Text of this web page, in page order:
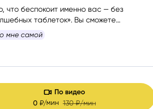
что беспокоит именно вас — без
таблеток». Вы сможете
двигаться дальше. Если вам сейчас
— я помогу вам вернуть внутреннюю
мне самой
По видео
0 ₽/мин130 ₽/мин